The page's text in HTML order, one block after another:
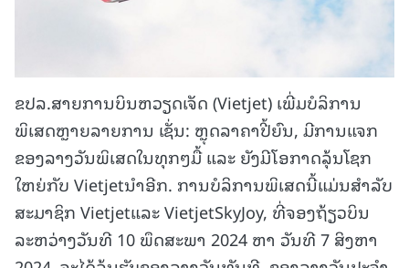
ຂປລ.ສາຍການບິນຫວຽດເຈັດ (Vietjet) ເພີ່ມບໍລິການ
ພິເສດຫຼາຍລາຍການ ເຊັ່ນ: ຫຼຸດລາຄາປີ້ຍົນ, ມີການແຈກ
ຂອງລາງວັນພິເສດໃນທຸກໆມື້ ແລະ ຍັງມີໂອກາດລຸ້ນໂຊກ
ໃຫຍ່ກັບ Vietjetນໍາອີກ. ການບໍລິການພິເສດນີ້ແມ່ນສຳລັບ
ສະມາຊິກ Vietjetແລະ VietjetSkyJoy, ທີ່ຈອງຖ້ຽວບິນ
ລະຫວ່າງວັນທີ 10 ພຶດສະພາ 2024 ຫາ ວັນທີ 7 ສິງຫາ